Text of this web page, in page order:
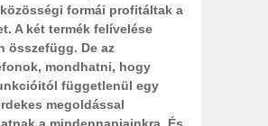
formái profitáltak a
A két termék felívelése
összefügg. De az
mondhatni, hogy
függetlenül egy
megoldással